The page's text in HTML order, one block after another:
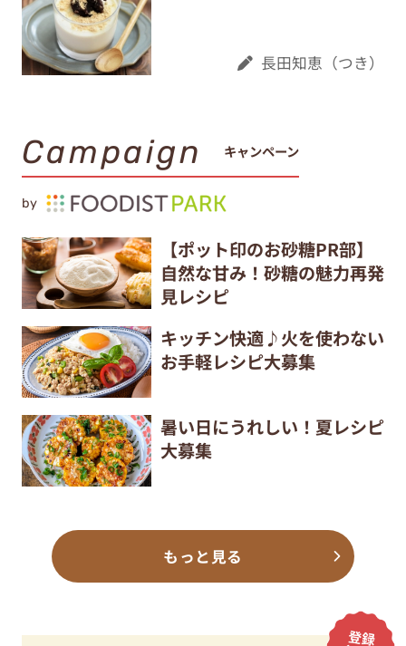
長田知恵（つき）
Campaign キャンペーン
by
【ポット印のお砂糖PR部】
自然な甘み！砂糖の魅力再発
見レシピ
キッチン快適♪火を使わない
お手軽レシピ大募集
暑い日にうれしい！夏レシピ
大募集
もっと見る